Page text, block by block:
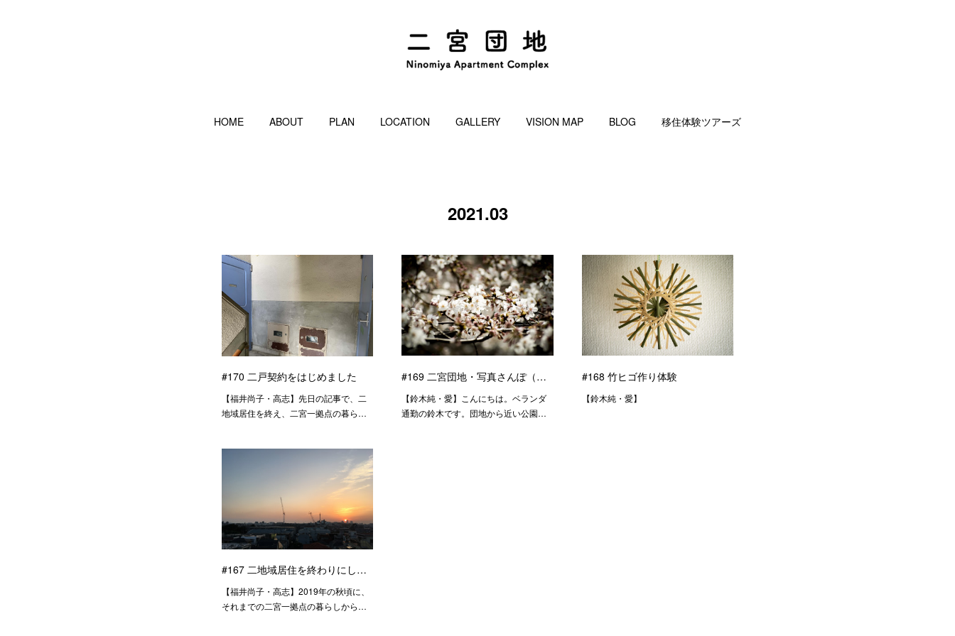
HOME ABOUT PLAN LOCATION GALLERY VISION MAP BLOG 移住体験ツアーズ
2021.03
#170 二戸契約をはじめました
【福井尚子・高志】先日の記事で、二
地域居住を終え、二宮一拠点の暮ら…
#169 二宮団地・写真さんぽ（…
【鈴木純・愛】こんにちは。ベランダ
通勤の鈴木です。団地から近い公園…
#168 竹ヒゴ作り体験
【鈴木純・愛】
#167 二地域居住を終わりにし…
【福井尚子・高志】2019年の秋頃に、
それまでの二宮一拠点の暮らしから…